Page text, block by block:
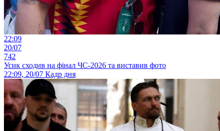
22:09
20/07
742
Усик сходив на фінал ЧС-2026 та виставив фото
22:09, 20/07 Кадр дня